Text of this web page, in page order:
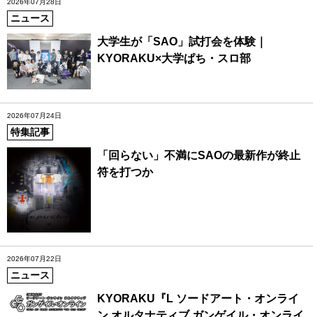
2026年07月28日
ニュース
大学生が「SAO」試打会を体験｜
KYORAKU×大学ぱち・スロ部
2026年07月24日
特集記事
「回らない」不満にSAOの最新作が終止
符を打つか
2026年07月22日
ニュース
KYORAKU『L ソードアート・オンライ